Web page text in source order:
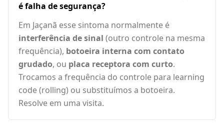
é falha de segurança?
Em Jaçanã esse sintoma normalmente é
interferência de sinal (outro controle na mesma
frequência), botoeira interna com contato
grudado, ou placa receptora com curto.
Trocamos a frequência do controle para learning
code (rolling) ou substituímos a botoeira.
Resolve em uma visita.